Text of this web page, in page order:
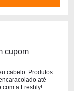
cupom
cabelo. Produtos
até
com a Freshly!